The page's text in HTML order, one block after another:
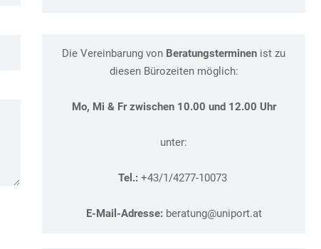
Die Vereinbarung von Beratungsterminen ist zu
diesen Bürozeiten möglich:
Mo, Mi & Fr zwischen 10.00 und 12.00 Uhr
unter:
Tel.: +43/1/4277-10073
E-Mail-Adresse: beratung@uniport.at